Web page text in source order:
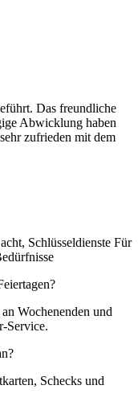
Das freundliche
Abwicklung haben
zufrieden mit dem
Schlüsseldienste Für
Wochenenden und
Service.
Schecks und